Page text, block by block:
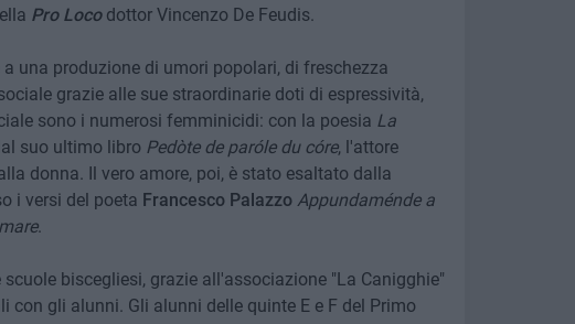
Pro Loco dottor Vincenzo De Feudis.
una produzione di umori popolari, di freschezza
grazie alle sue straordinarie doti di espressività,
sono i numerosi femminicidi: con la poesia La
suo ultimo libro Pedòte de paróle du córe, l'attore
donna. Il vero amore, poi, è stato esaltato dalla
i versi del poeta Francesco Palazzo Appundaménde a
.
biscegliesi, grazie all'associazione "La Canigghie"
gli alunni. Gli alunni delle quinte E e F del Primo